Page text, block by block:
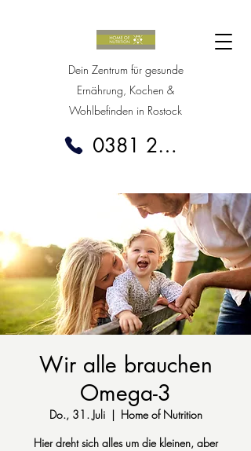
Dein Zentrum für gesunde
Ernährung, Kochen &
Wohlbefinden in Rostock
0381 20388020
Wir alle brauchen
Omega-3
Do., 31. Juli
  |
Home of Nutrition
Hier dreht sich alles um die kleinen, aber